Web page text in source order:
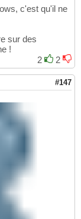
c'est qu'il ne
sur des
!
2
2
#147